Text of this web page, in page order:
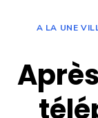
A LA UNE